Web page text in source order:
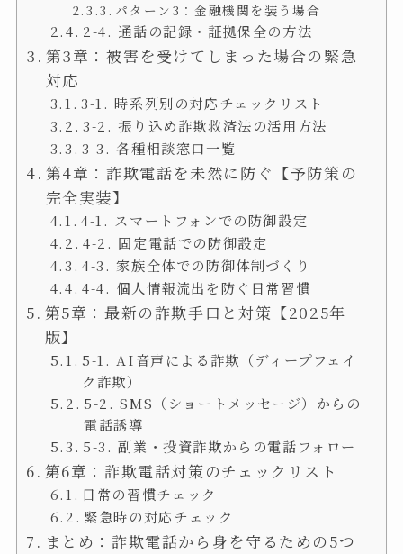
パターン3：金融機関を装う場合
2-4. 通話の記録・証拠保全の方法
第3章：被害を受けてしまった場合の緊急
対応
3-1. 時系列別の対応チェックリスト
3-2. 振り込め詐欺救済法の活用方法
3-3. 各種相談窓口一覧
第4章：詐欺電話を未然に防ぐ【予防策の
完全実装】
4-1. スマートフォンでの防御設定
4-2. 固定電話での防御設定
4-3. 家族全体での防御体制づくり
4-4. 個人情報流出を防ぐ日常習慣
第5章：最新の詐欺手口と対策【2025年
版】
5-1. AI音声による詐欺（ディープフェイ
ク詐欺）
5-2. SMS（ショートメッセージ）からの
電話誘導
5-3. 副業・投資詐欺からの電話フォロー
第6章：詐欺電話対策のチェックリスト
日常の習慣チェック
緊急時の対応チェック
まとめ：詐欺電話から身を守るための5つ